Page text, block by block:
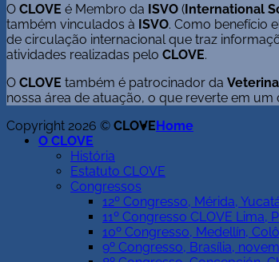
O CLOVE é Membro da ISVO (International
também vinculados à ISVO. Como benefício
de circulação internacional que traz
atividades realizadas pelo CLOVE.
O CLOVE também é patrocinador da
nossa área de atuação, o que reverte em
Copyright 2026 © CLOVEHome
O CLOVE
História
Estatuto CLOVE
Congressos
12º Congresso, Mérida,
11º Congresso CLOVE Lima,
10º Congresso, Medellín,
9º Congresso, Brasília,